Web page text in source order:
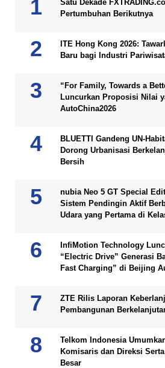
Satu Dekade
Pertumbuhan Berikutnya
ITE Hong Kong 2026:
Baru bagi Industri
“For Family, Towards a
Luncurkan Proposisi Nilai
AutoChina2026
BLUETTI Gandeng UN-
Dorong Urbanisasi
Bersih
nubia Neo 5 GT Special
Sistem Pendingin Aktif
Udara yang Pertama di
InfiMotion Technology
“Electric Drive” Generasi
Fast Charging” di Beijing
ZTE Rilis Laporan
Pembangunan
Telkom Indonesia
Komisaris dan Direksi
Besar